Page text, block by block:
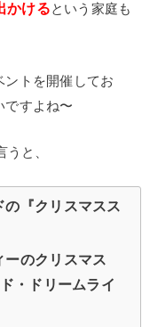
かけるという家庭も
ントを開催してお
ですよね〜
と、
の『クリスマスス
ーのクリスマス
・ドリームライ